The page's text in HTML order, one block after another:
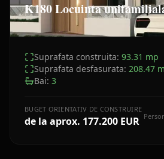
K180 Locuinta
Suprafata construita: 93.31 mp
Suprafata desfasurata: 208.47
Bai: 3
BUGET ORIENTATIV DE CONSTRUIRE
de la aprox. 177.200 EUR